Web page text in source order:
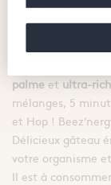
marathon, une
tout simplement
maintenez votre
palme et ultra-
mélanges, 5
et Hop !
Délicieux gâteau
votre organisme
Il est à